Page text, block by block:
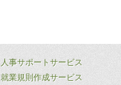
人事サポートサービス
就業規則作成サービス